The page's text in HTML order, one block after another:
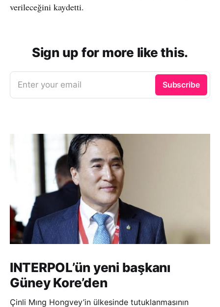
verileceğini kaydetti.
Sign up for more like this.
Enter your email Subscribe
INTERPOL’ün yeni başkanı
Güney Kore’den
Çinli Mıng Hongvey’in ülkesinde tutuklanmasının